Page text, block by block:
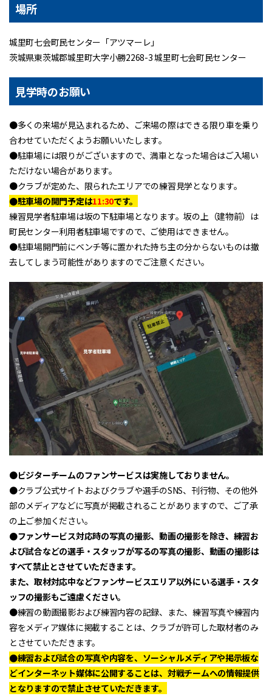
場所
城里町七会町民センター「アツマーレ」
茨城県東茨城郡城里町大字小勝2268-3 城里町七会町民センター
見学時のお願い
●多くの来場が見込まれるため、ご来場の際はできる限り車を乗り
合わせていただくようお願いいたします。
●駐車場には限りがございますので、満車となった場合はご入場い
ただけない場合があります。
●クラブが定めた、限られたエリアでの練習見学となります。
●駐車場の開門予定は11:30です。
練習見学者駐車場は坂の下駐車場となります。坂の上（建物前）は
町民センター利用者駐車場ですので、ご使用はできません。
●駐車場開門前にベンチ等に置かれた持ち主の分からないものは撤
去してしまう可能性がありますのでご注意ください。
●ビジターチームのファンサービスは実施しておりません。
●クラブ公式サイトおよびクラブや選手のSNS、刊行物、その他外
部のメディアなどに写真が掲載されることがありますので、ご了承
の上ご参加ください。
●ファンサービス対応時の写真の撮影、動画の撮影を除き、練習お
よび試合などの選手・スタッフが写るの写真の撮影、動画の撮影は
すべて禁止とさせていただきます。
また、取材対応中などファンサービスエリア以外にいる選手・スタ
ッフの撮影もご遠慮ください。
●練習の動画撮影および練習内容の記録、また、練習写真や練習内
容をメディア媒体に掲載することは、クラブが許可した取材者のみ
とさせていただきます。
●練習および試合の写真や内容を、ソーシャルメディアや掲示板な
どインターネット媒体に公開することは、対戦チームへの情報提供
となりますので禁止させていただきます。